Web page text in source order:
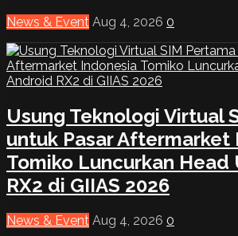
News & Event Aug 4, 2026 0
Usung Teknologi Virtual
untuk Pasar Aftermarket
Tomiko Luncurkan Head
RX2 di GIIAS 2026
News & Event Aug 4, 2026 0